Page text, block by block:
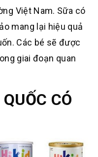
Việt Nam. Sữa có
mang lại hiệu quả
Các bé sẽ được
giai đoạn quan
CÓ